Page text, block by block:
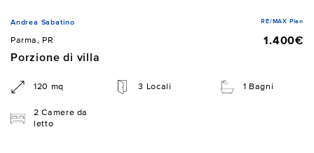
Andrea Sabatino RE/MAX Plan
Parma, PR
1.400€
Porzione di villa
120 mq 3 Locali 1 Bagni
2 Camere da
letto